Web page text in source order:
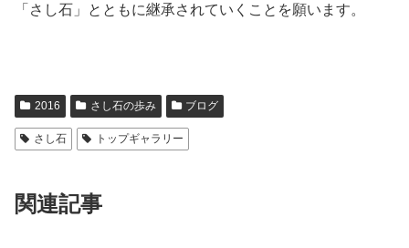
「さし石」とともに継承されていくことを願います。
2016 さし石の歩み ブログ
さし石 トップギャラリー
関連記事